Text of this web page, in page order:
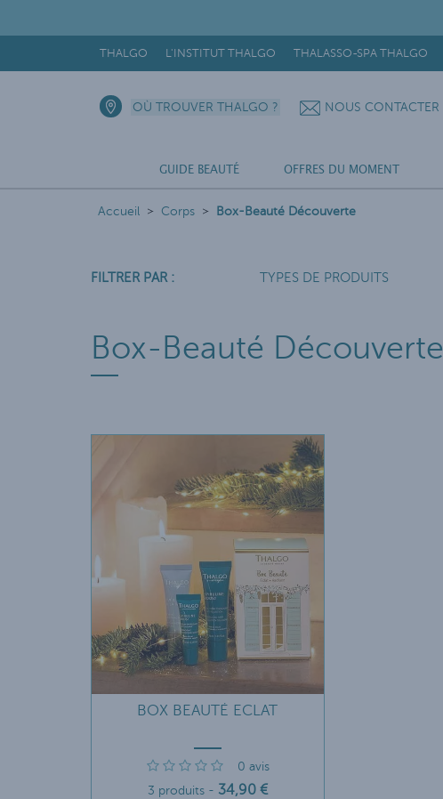
THALGO L'INSTITUT THALGO THALASSO-SPA THALGO
OÙ TROUVER THALGO ? NOUS CONTACTER
GUIDE BEAUTÉ OFFRES DU MOMENT
Accueil Corps Box-Beauté Découverte
FILTRER PAR : TYPES DE PRODUITS
Box-Beauté Découverte
BOX BEAUTÉ ECLAT
0 avis
3 produits - 34,90 €